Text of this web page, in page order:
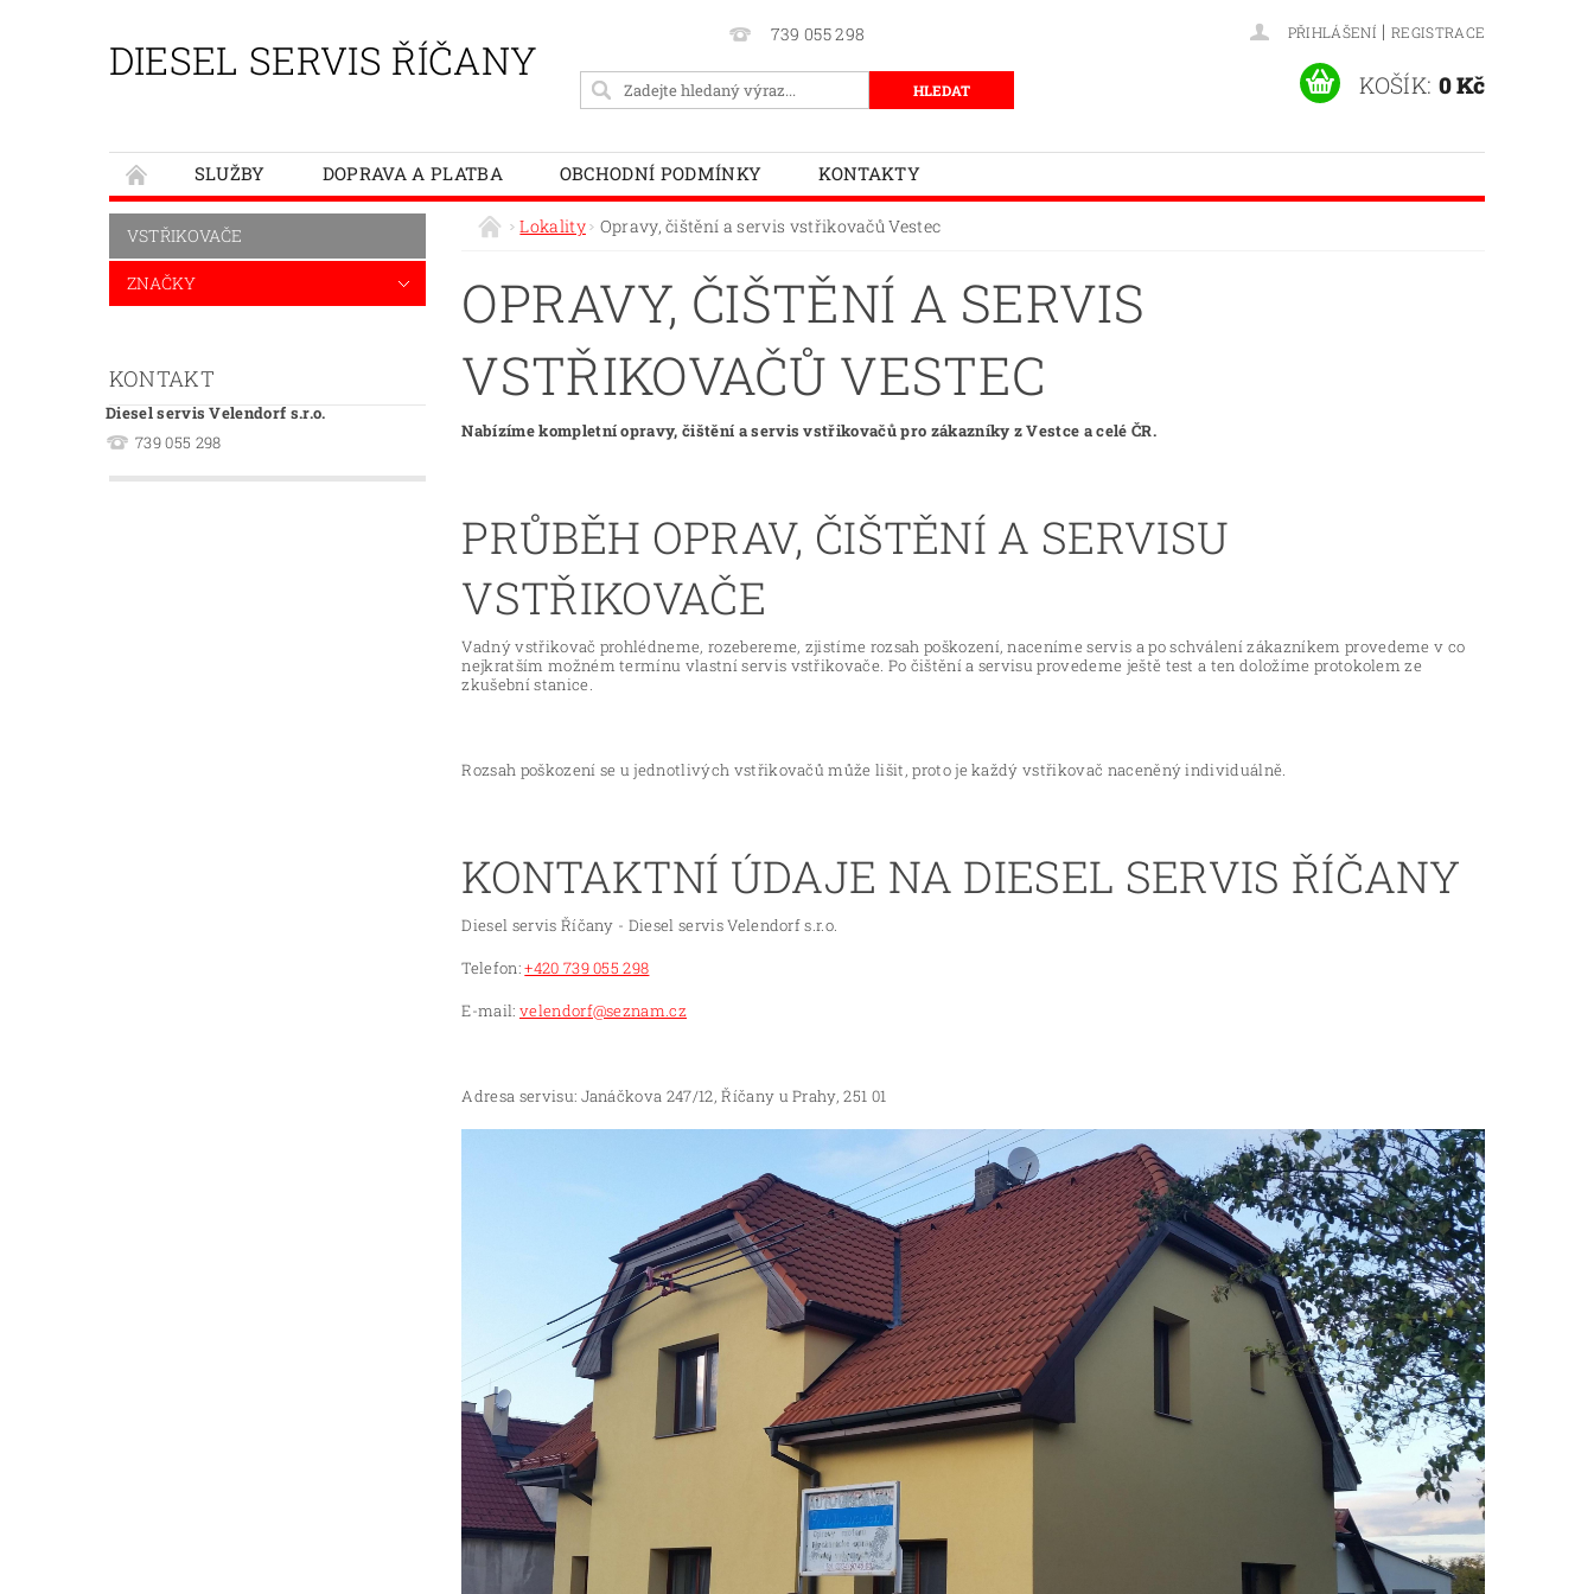
DIESEL SERVIS ŘÍČANY
739 055 298 PŘIHLÁŠENÍ | REGISTRACE
KOŠÍK: 0 Kč
SLUŽBY DOPRAVA A PLATBA OBCHODNÍ PODMÍNKY KONTAKTY
VSTŘIKOVAČE
ZNAČKY
KONTAKT
Diesel servis Velendorf s.r.o.
739 055 298
Lokality Opravy, čištění a servis vstřikovačů Vestec
OPRAVY, ČIŠTĚNÍ A SERVIS
VSTŘIKOVAČŮ VESTEC
Nabízíme kompletní opravy, čištění a servis vstřikovačů pro zákazníky z Vestce a celé ČR.
PRŮBĚH OPRAV, ČIŠTĚNÍ A SERVISU
VSTŘIKOVAČE
Vadný vstřikovač prohlédneme, rozebereme, zjistíme rozsah poškození, naceníme servis a po schválení zákazníkem provedeme v co
nejkratším možném termínu vlastní servis vstřikovače. Po čištění a servisu provedeme ještě test a ten doložíme protokolem ze
zkušební stanice.
Rozsah poškození se u jednotlivých vstřikovačů může lišit, proto je každý vstřikovač naceněný individuálně.
KONTAKTNÍ ÚDAJE NA DIESEL SERVIS ŘÍČANY
Diesel servis Říčany - Diesel servis Velendorf s.r.o.
Telefon:+420 739 055 298
E-mail: velendorf@seznam.cz
Adresa servisu: Janáčkova 247/12, Říčany u Prahy, 251 01